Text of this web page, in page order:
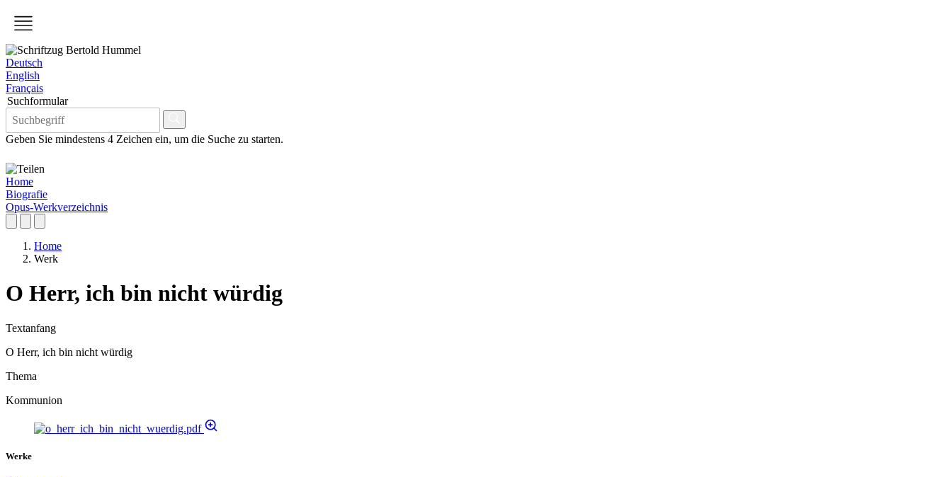
Deutsch
English
Français
Suchformular
Geben Sie mindestens 4 Zeichen ein, um die Suche zu starten.
Home
Biografie
Opus-Werkverzeichnis
Home
Werk
O Herr, ich bin nicht würdig
Textanfang
O Herr, ich bin nicht würdig
Thema
Kommunion
Werke